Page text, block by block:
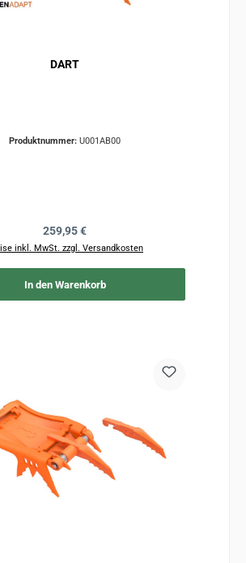
DART
Produktnummer: U001AB00
Regulärer Preis:
259,95 €
inkl. MwSt. zzgl. Versandkosten
In den Warenkorb